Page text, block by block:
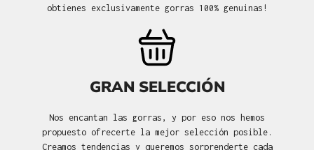
obtienes exclusivamente gorras 100% genuinas!
GRAN SELECCIÓN
Nos encantan las gorras, y por eso nos hemos
propuesto ofrecerte la mejor selección posible.
Creamos tendencias y queremos sorprenderte cada